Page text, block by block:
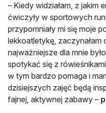
– Kiedy widziałam, z jakim
ćwiczyły w sportowych
przypomniały mi się moje
lekkoatletykę, zaczynałam
najważniejsze dla mnie
spotykać się z
w tym bardzo pomaga i
dzisiejszych zajęć będą
fajnej, aktywnej zabawy –